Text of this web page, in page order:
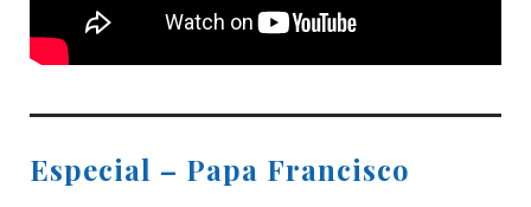
Especial – Papa Francisco